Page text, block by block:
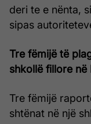
deri te e nënta,
sipas
Tre fëmijë të
shkollë fillore në
Tre fëmijë
shtënat në një